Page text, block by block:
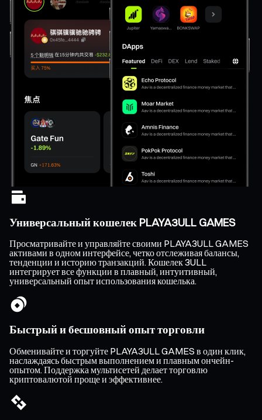
Универсальный кошелек PLAYA3ULL GAMES
Просматривайте и управляйте своими PLAYA3ULL GAMES
активами в одном интерфейсе, четко отслеживая балансы,
тенденции и историю транзакций. Кошелек 3ULL
интегрирует все функции в плавный, интуитивный,
универсальный опыт использования кошелька.
Быстрый и бесшовный опыт торговли
Обменивайте и торгуйте PLAYA3ULL GAMES в один клик,
наслаждаясь быстрым выполнением и плавным ончейн-
опытом. Поддержка мультисетей делает торговлю
криптовалютой проще и эффективнее.